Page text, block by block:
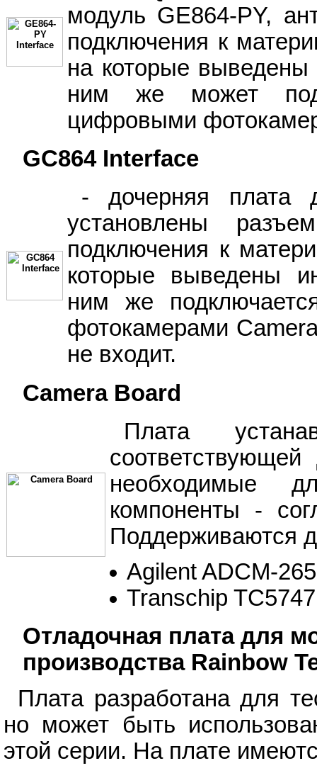
модуль GE864-PY,
подключения к
на которые
ним же может
цифровыми
GC864 Interface
- дочерняя плата
установлены
подключения к
которые выведены
ним же
фотокамерами
не входит.
Camera Board
Плата
необходимые
компоненты -
Поддерживаются
Agilent ADCM-
Transchip TC5747
Отладочная плата для
производства Rainbow
Плата разработана для
но может быть
этой серии. На плате